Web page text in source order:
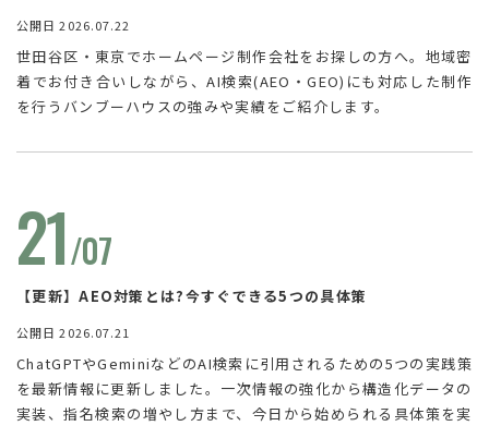
公開日 2026.07.22
世田谷区・東京でホームページ制作会社をお探しの方へ。地域密
着でお付き合いしながら、AI検索(AEO・GEO)にも対応した制作
を行うバンブーハウスの強みや実績をご紹介します。
21/07
【更新】AEO対策とは?今すぐできる5つの具体策
公開日 2026.07.21
ChatGPTやGeminiなどのAI検索に引用されるための5つの実践策
を最新情報に更新しました。一次情報の強化から構造化データの
実装、指名検索の増やし方まで、今日から始められる具体策を実